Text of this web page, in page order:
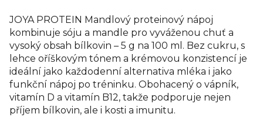
JOYA PROTEIN Mandlový proteinový nápoj
kombinuje sóju a mandle pro vyváženou chuť a
vysoký obsah bílkovin – 5 g na 100 ml. Bez cukru, s
lehce oříškovým tónem a krémovou konzistencí je
ideální jako každodenní alternativa mléka i jako
funkční nápoj po tréninku. Obohacený o vápník,
vitamín D a vitamín B12, takže podporuje nejen
příjem bílkovin, ale i kosti a imunitu.